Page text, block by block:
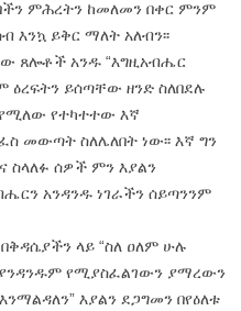
ምሕረትን ከመለመን በቀር ምንም
እንኳ ይቅር ማለት አለብን፡፡
ጸሎቶች አንዱ “እግዚአብሔር
ይሰጣቸው ዘንድ ስለበደሉ
የተካተተው እኛ
መውጣት ስለሌለበት ነው፡፡ እኛ ግን
ስላለፉ ሰዎች ምን እያልን
አንዳንዱ ነገራችን ሰይጣንንም
ላይ “ስለ ዐለም ሁሉ
የሚያስፈልገውን ያማረውን
እያልን ደጋግመን በየዕለቱ